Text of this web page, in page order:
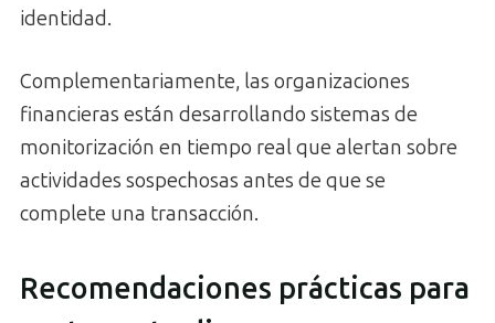
identidad.
Complementariamente, las organizaciones
financieras están desarrollando sistemas de
monitorización en tiempo real que alertan sobre
actividades sospechosas antes de que se
complete una transacción.
Recomendaciones prácticas para